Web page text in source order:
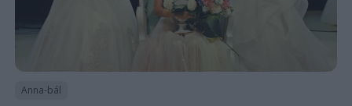
Anna-bál